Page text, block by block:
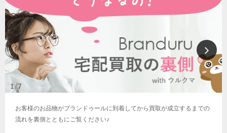
お客様のお品物がブランドゥールに到着してから買取が成立するまでの
流れを裏側とともにご覧ください♪